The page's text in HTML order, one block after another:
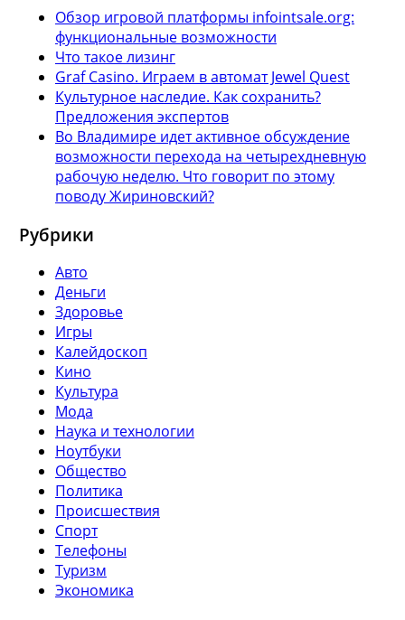
Обзор игровой платформы infointsale.org:
функциональные возможности
Что такое лизинг
Graf Casino. Играем в автомат Jewel Quest
Культурное наследие. Как сохранить?
Предложения экспертов
Во Владимире идет активное обсуждение
возможности перехода на четырехдневную
рабочую неделю. Что говорит по этому
поводу Жириновский?
Рубрики
Авто
Деньги
Здоровье
Игры
Калейдоскоп
Кино
Культура
Мода
Наука и технологии
Ноутбуки
Общество
Политика
Происшествия
Спорт
Телефоны
Туризм
Экономика